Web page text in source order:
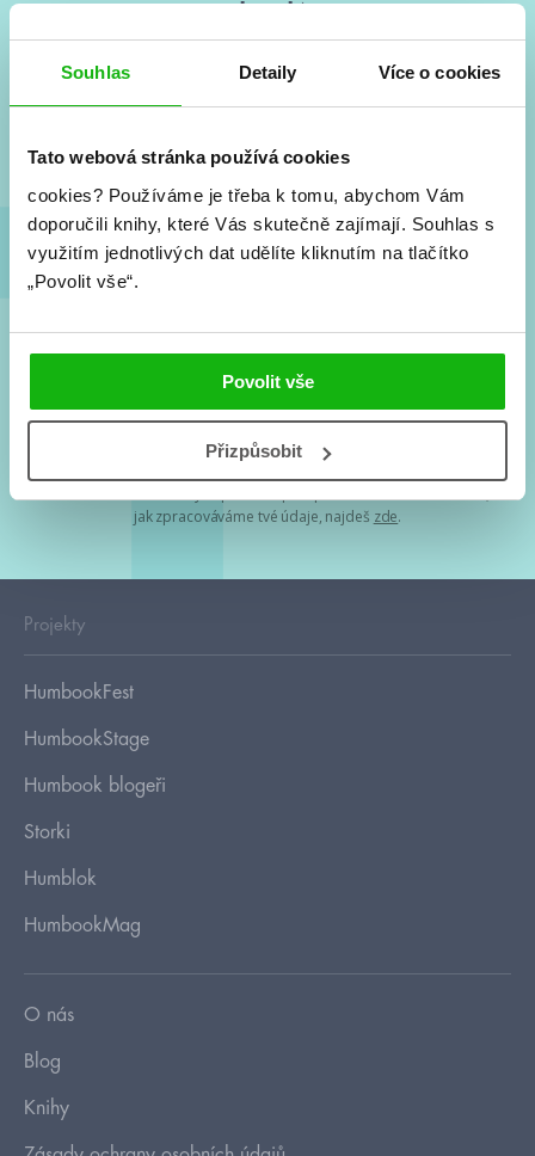
Souhlas Detaily Více o cookies
Tato webová stránka používá cookies
cookies? Používáme je třeba k tomu, abychom Vám
doporučili knihy, které Vás skutečně zajímají. Souhlas s
využitím jednotlivých dat udělíte kliknutím na tlačítko
„Povolit vše“.
Povolit vše
Přizpůsobit
Vše kolem #youngadult každý měsíc rovnou do mailu!
a seriálové adaptace a další.
Souhlasím spodmínkami zpracování osobních údajů
Tvá e-mailová adresa je u nás v bezpečí. Přečti si
jak zpracováváme tvé údaje, najdeš zde.
Projekty
HumbookFest
HumbookStage
Humbook blogeři
Storki
Humblok
HumbookMag
O nás
Blog
Knihy